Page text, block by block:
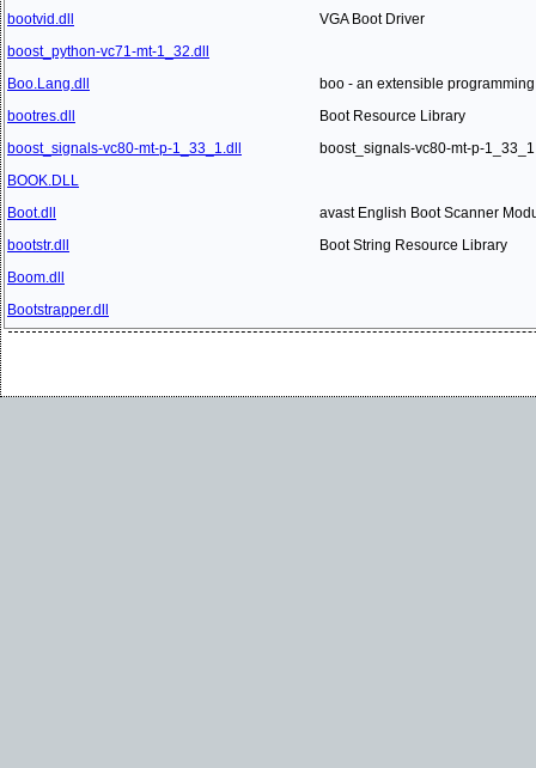
bootvid.dll
VGA Boot Driver
boost_python-vc71-mt-1_32.dll
Boo.Lang.dll
boo - an extensible
bootres.dll
Boot Resource Library
boost_signals-vc80-mt-p-1_33_1.dll
boost_signals-vc80-mt-p-
BOOK.DLL
Boot.dll
avast English Boot Scanner
bootstr.dll
Boot String Resource Library
Boom.dll
Bootstrapper.dll